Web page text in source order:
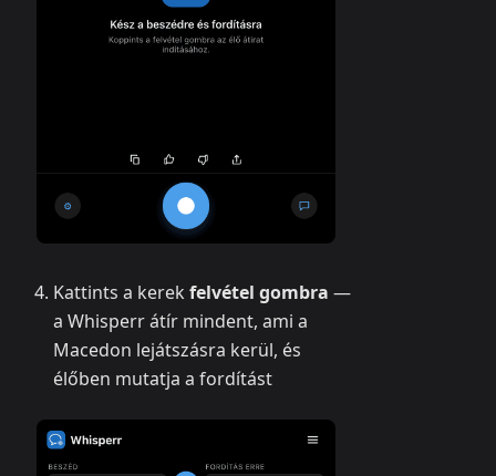
Kattints a kerek felvétel gombra —
a Whisperr átír mindent, ami a
Macedon lejátszásra kerül, és
élőben mutatja a fordítást